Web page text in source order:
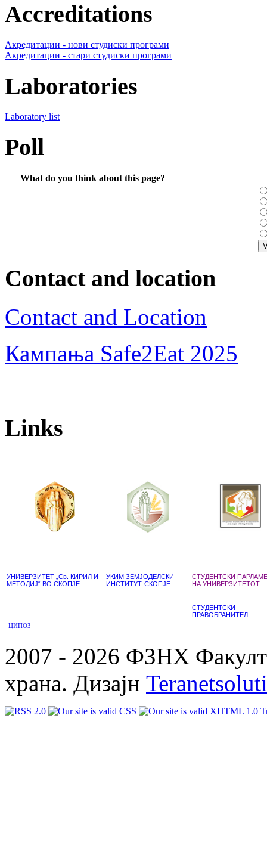
Accreditations
Акредитации - нови студиски програми
Акредитации - стари студиски програми
Laboratories
Laboratory list
Poll
What do you think about this page?
Contact and location
Contact and Location
Кампања Safe2Eat 2025
Links
УНИВЕРЗИТЕТ „Св. КИРИЛ И
МЕТОДИЈ“ ВО СКОПЈЕ
УКИМ ЗЕМЈОДЕЛСКИ
ИНСТИТУТ-СКОПЈЕ
СТУДЕНТСКИ
НА УНИВЕРЗИТЕТОТ
СТУДЕНТСКИ
ПРАВОБРАНИТЕЛ
ЦИПОЗ
2007 - 2026 ФЗНХ
храна. Дизајн